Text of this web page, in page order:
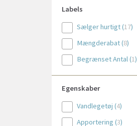
Flamingo
KBL(3)
KONG(71)
KW(14)
LickiMat(3)
Minus One
Muffik(1)
Labels
Sælger hurtigt(17)
Mængderabat(8)
Begrænset Antal(1)
Egenskaber
Vandlegetøj (4)
Apportering (3)